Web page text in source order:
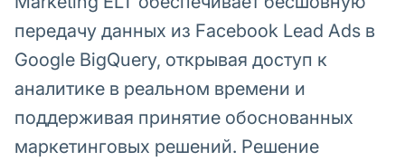
передачу данных из Facebook Lead Ads в
Google BigQuery, открывая доступ к
аналитике в реальном времени и
поддерживая принятие обоснованных
маркетинговых решений. Решение